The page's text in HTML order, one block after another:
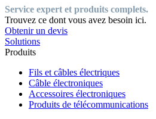
Service expert et produits complets.
Trouvez ce dont vous avez besoin ici.
Obtenir un devis
Solutions
Produits
Fils et câbles électriques
Câble électroniques
Accessoires électroniques
Produits de télécommunications